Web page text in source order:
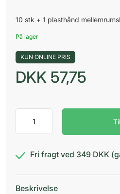
10 stk + 1 plasthånd
På lager
KUN ONLINE PRIS
DKK 57,75
Classic
Grøn
b
Fri fragt ved 349 DKK
Beskrivelse